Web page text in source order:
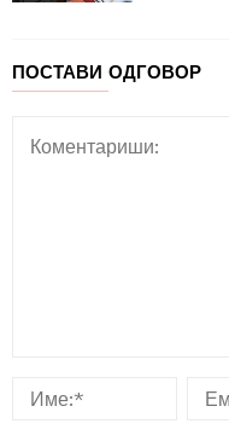
ПОСТАВИ ОДГОВОР